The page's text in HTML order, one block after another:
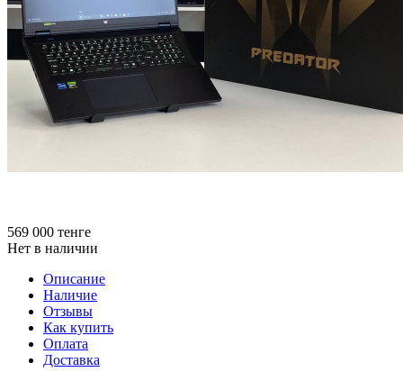
569 000 тенге
Нет в наличии
Описание
Наличие
Отзывы
Как купить
Оплата
Доставка